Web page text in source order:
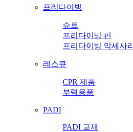
프리다이빙
슈트
프리다이빙 핀
프리다이빙 악세사리
레스큐
CPR 제품
부력용품
PADI
PADI 교재